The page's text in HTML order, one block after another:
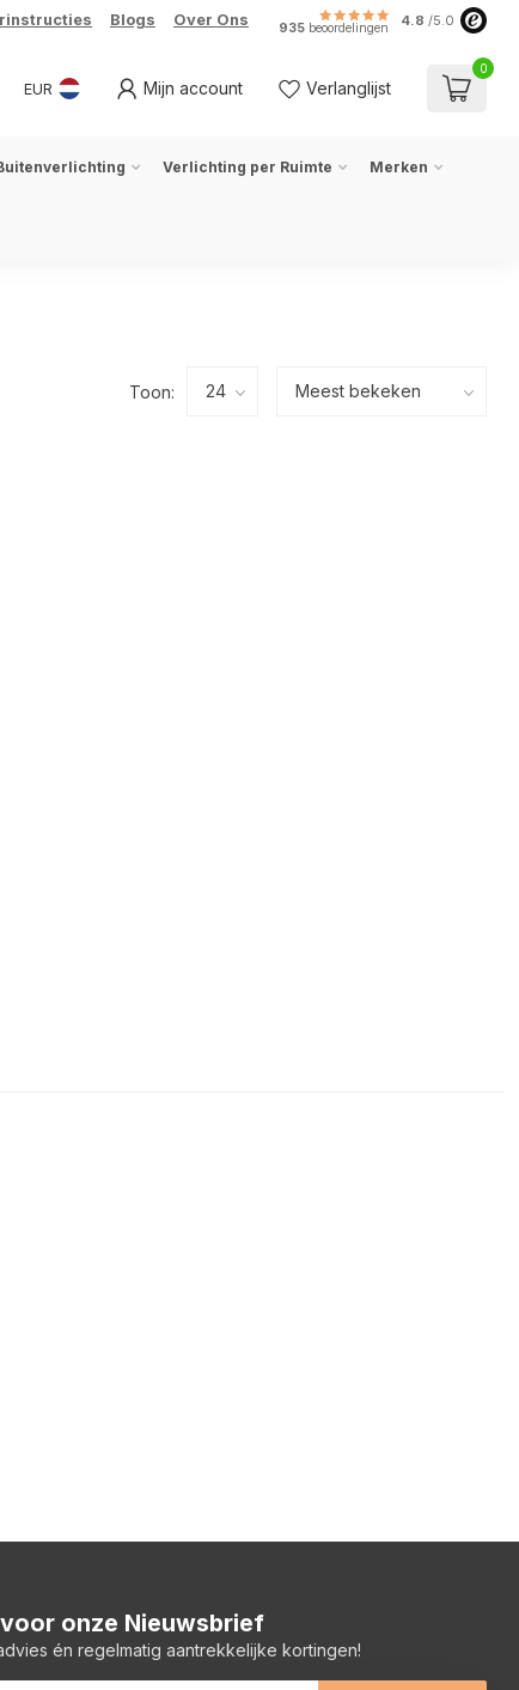
Blogs Over Ons 935 beoordelingen 4.8 /5.0
EUR Mijn account Verlanglijst
0
Verlichting per Ruimte Merken
Toon:
onze Nieuwsbrief
én regelmatig aantrekkelijke kortingen!